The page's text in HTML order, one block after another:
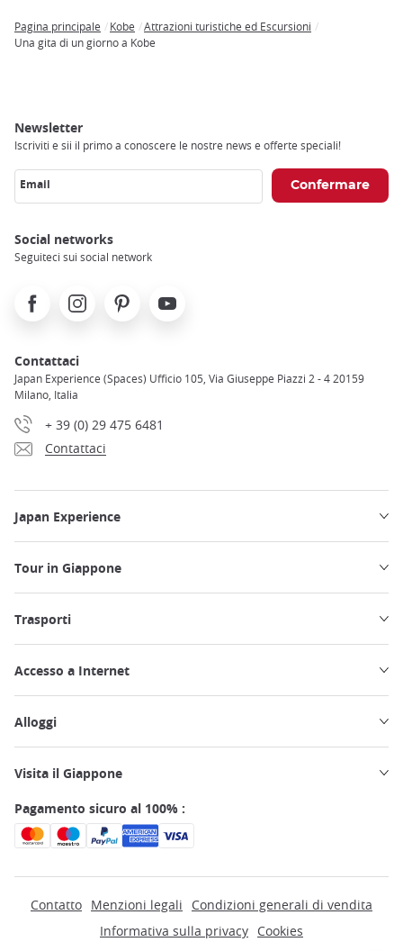
Breadcrumb
Pagina principale Kobe
Attrazioni turistiche ed Escursioni
Una gita di un giorno a Kobe
Newsletter
Iscriviti e sii il primo a conoscere le nostre news e offerte speciali!
Email
Social networks
Seguiteci sui social network
FacebookInstagramPinterest Youtube
Contattaci
Japan Experience (Spaces) Ufficio 105, Via Giuseppe Piazzi 2 - 4 20159
Milano, Italia
+ 39 (0) 29 475 6481
Contattaci
Japan Experience
Tour in Giappone
Trasporti
Accesso a Internet
Alloggi
Visita il Giappone
Pagamento sicuro al 100% :
Contatto Menzioni legali
Condizioni generali di vendita
Informativa sulla privacy Cookies